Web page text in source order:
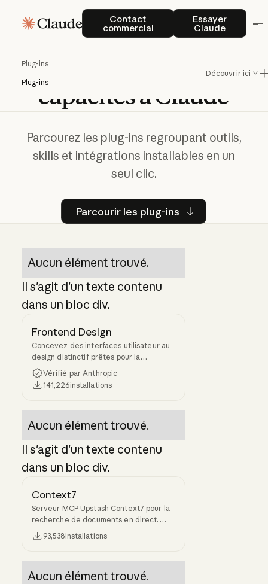
Contact
commercial
Contact commercialEssayer
Claude
Essayer
Plug-ins
Plug-ins
Découvrir ici
Ajoutez
nouvelles
capacitésàClaude
Parcourez les plug-ins regroupant outils,
skills et intégrations installables en un
seul clic.
Parcourir les plug-ins
Parcourir les plug-ins
Aucun élément trouvé.
Il s'agit d'un texte contenu
dans un bloc div.
Frontend Design
Concevez des interfaces utilisateur au
design distinctif prêtes pour la
production. Génère un code soigné qui
évite l'esthétique générique de l'IA.
Vérifié par Anthropic
141,226installations
Aucun élément trouvé.
Il s'agit d'un texte contenu
dans un bloc div.
Context7
Serveur MCP Upstash Context7 pour la
recherche de documents en direct.
Récupérez les documents et exemples
de code spécifiques à une version
93,538installations
Aucun élément trouvé.